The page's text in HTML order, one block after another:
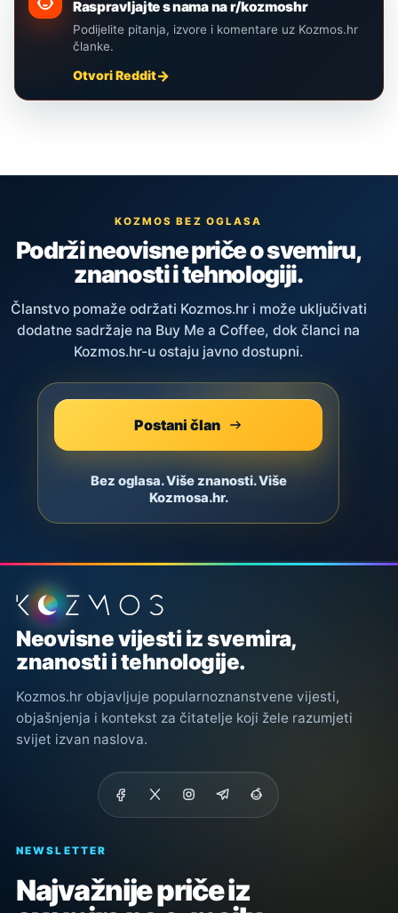
Raspravljajte s nama na r/kozmoshr
Podijelite pitanja, izvore i komentare uz Kozmos.hr
članke.
Otvori Reddit
KOZMOS BEZ OGLASA
Podrži neovisne priče o svemiru,
znanosti i tehnologiji.
Članstvo pomaže održati Kozmos.hr i može uključivati
dodatne sadržaje na Buy Me a Coffee, dok članci na
Kozmos.hr-u ostaju javno dostupni.
Postani član
Bez oglasa. Više znanosti. Više
Kozmosa.hr.
Podnožje stranice
Neovisne vijesti iz svemira,
znanosti i tehnologije.
Kozmos.hr objavljuje popularnoznanstvene vijesti,
objašnjenja i kontekst za čitatelje koji žele razumjeti
svijet izvan naslova.
NEWSLETTER
Najvažnije priče iz